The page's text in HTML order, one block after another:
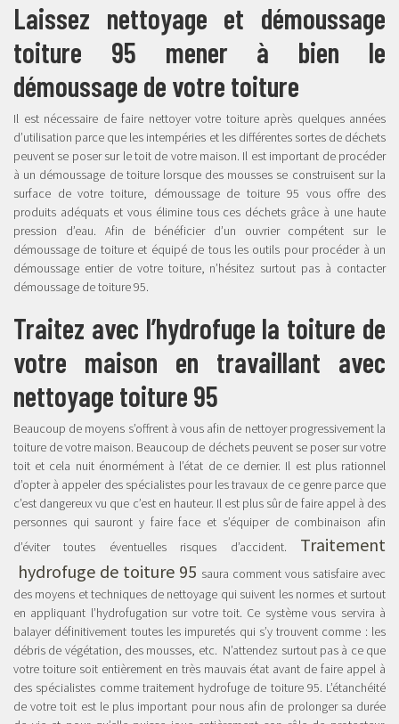
Laissez nettoyage et démoussage
toiture 95 mener à bien le
démoussage de votre toiture
Il est nécessaire de faire nettoyer votre toiture après quelques années
d’utilisation parce que les intempéries et les différentes sortes de déchets
peuvent se poser sur le toit de votre maison. Il est important de procéder
à un démoussage de toiture lorsque des mousses se construisent sur la
surface de votre toiture, démoussage de toiture 95 vous offre des
produits adéquats et vous élimine tous ces déchets grâce à une haute
pression d’eau. Afin de bénéficier d’un ouvrier compétent sur le
démoussage de toiture et équipé de tous les outils pour procéder à un
démoussage entier de votre toiture, n’hésitez surtout pas à contacter
démoussage de toiture 95.
Traitez avec l’hydrofuge la toiture de
votre maison en travaillant avec
nettoyage toiture 95
Beaucoup de moyens s’offrent à vous afin de nettoyer progressivement la
toiture de votre maison. Beaucoup de déchets peuvent se poser sur votre
toit et cela nuit énormément à l’état de ce dernier. Il est plus rationnel
d’opter à appeler des spécialistes pour les travaux de ce genre parce que
c’est dangereux vu que c’est en hauteur. Il est plus sûr de faire appel à des
personnes qui sauront y faire face et s’équiper de combinaison afin
d’éviter toutes éventuelles risques d’accident. Traitement
hydrofuge de toiture 95 saura comment vous satisfaire avec
des moyens et techniques de nettoyage qui suivent les normes et surtout
en appliquant l’hydrofugation sur votre toit. Ce système vous servira à
balayer définitivement toutes les impuretés qui s’y trouvent comme : les
débris de végétation, des mousses, etc. N’attendez surtout pas à ce que
votre toiture soit entièrement en très mauvais état avant de faire appel à
des spécialistes comme traitement hydrofuge de toiture 95. L’étanchéité
de votre toit est le plus important pour nous afin de prolonger sa durée